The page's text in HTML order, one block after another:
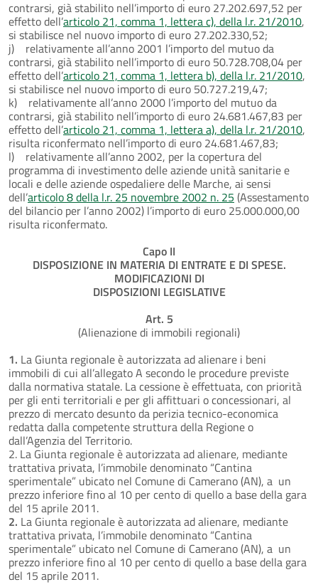
contrarsi, già stabilito nell’importo di euro 27.202.697,52 per
effetto dell’articolo 21, comma 1, lettera c), della l.r. 21/2010,
si stabilisce nel nuovo importo di euro 27.202.330,52;
j) relativamente all’anno 2001 l’importo del mutuo da
contrarsi, già stabilito nell’importo di euro 50.728.708,04 per
effetto dell’articolo 21, comma 1, lettera b), della l.r. 21/2010,
si stabilisce nel nuovo importo di euro 50.727.219,47;
k) relativamente all’anno 2000 l’importo del mutuo da
contrarsi, già stabilito nell’importo di euro 24.681.467,83 per
effetto dell’articolo 21, comma 1, lettera a), della l.r. 21/2010,
risulta riconfermato nell’importo di euro 24.681.467,83;
l) relativamente all’anno 2002, per la copertura del
programma di investimento delle aziende unità sanitarie e
locali e delle aziende ospedaliere delle Marche, ai sensi
dell’articolo 8 della l.r. 25 novembre 2002 n. 25 (Assestamento
del bilancio per l’anno 2002) l’importo di euro 25.000.000,00
risulta riconfermato.
Capo II
DISPOSIZIONE IN MATERIA DI ENTRATE E DI SPESE.
MODIFICAZIONI DI
DISPOSIZIONI LEGISLATIVE
Art. 5
(Alienazione di immobili regionali)
1. La Giunta regionale è autorizzata ad alienare i beni
immobili di cui all’allegato A secondo le procedure previste
dalla normativa statale. La cessione è effettuata, con priorità
per gli enti territoriali e per gli affittuari o concessionari, al
prezzo di mercato desunto da perizia tecnico-economica
redatta dalla competente struttura della Regione o
dall’Agenzia del Territorio.
2. La Giunta regionale è autorizzata ad alienare, mediante
trattativa privata, l’immobile denominato “Cantina
sperimentale” ubicato nel Comune di Camerano (AN), a un
prezzo inferiore fino al 10 per cento di quello a base della gara
del 15 aprile 2011.
2. La Giunta regionale è autorizzata ad alienare, mediante
trattativa privata, l’immobile denominato “Cantina
sperimentale” ubicato nel Comune di Camerano (AN), a un
prezzo inferiore fino al 10 per cento di quello a base della gara
del 15 aprile 2011.